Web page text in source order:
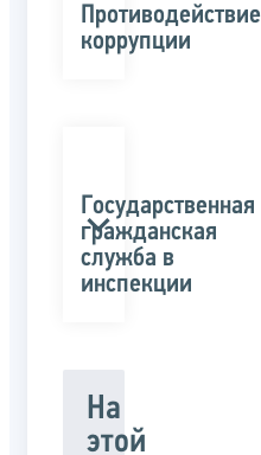
Противодействие
коррупции
Государственная
гражданская
служба в
инспекции
На
этой